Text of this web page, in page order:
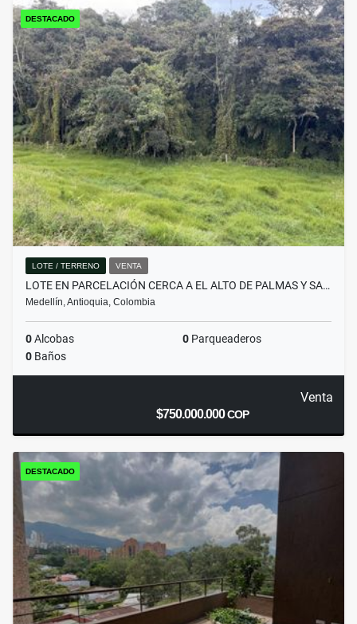
DESTACADO
LOTE / TERRENO VENTA
LOTE EN PARCELACIÓN CERCA A EL ALTO DE PALMAS Y SA…
Medellín, Antioquia, Colombia
0Alcobas 0 Parqueaderos
0 Baños
Venta
$750.000.000COP
DESTACADO